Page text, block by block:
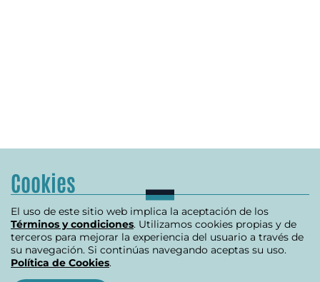
Cookies
El uso de este sitio web implica la aceptación de los
Términos y condiciones. Utilizamos cookies propias y de
terceros para mejorar la experiencia del usuario a través de
su navegación. Si continúas navegando aceptas su uso.
Política de Cookies.